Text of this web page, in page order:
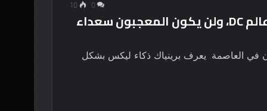
0
10
تم الإعلان رسميًا عن أذكى شخص في عالم DC، ولن يكون المعجبون سعداء
العاصمة. يعرف برينياك ذكاء ليكس بشكل